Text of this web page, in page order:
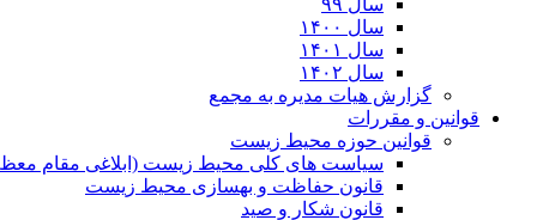
سال ۹۹
سال ۱۴۰۰
سال ۱۴۰۱
سال ۱۴۰۲
گزارش هیات مدیره به مجمع
قوانین و مقررات
قوانین حوزه محیط زیست
ﺳﯿﺎﺳﺖ ﻫﺎی ﮐﻠﯽ ﻣﺤﯿﻂ زﯾﺴﺖ (ابلاغی مقام
قانون حفاظت و بهسازی محیط زیست
قانون شکار و صید